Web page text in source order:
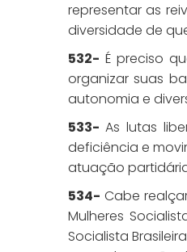
representar as
diversidade de
532- É preciso
organizar suas
autonomia e
533- As lutas
deficiência e
atuação
534- Cabe
Mulheres
Socialista